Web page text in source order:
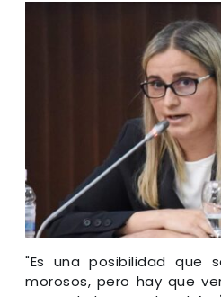
"Es una posibilidad que
morosos, pero hay que